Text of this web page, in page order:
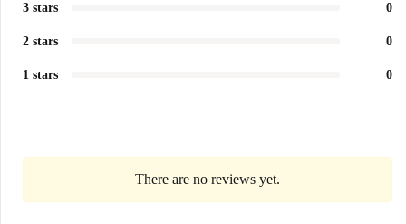
3 stars 0
2 stars 0
1 stars 0
There are no reviews yet.